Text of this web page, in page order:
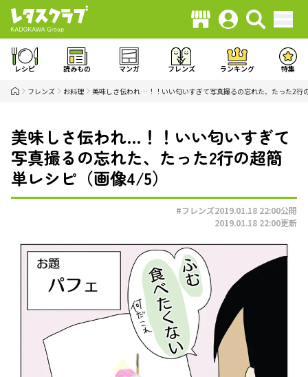
レシピ 読みもの マンガ フレンズ ランキング 特集
フレンズ お料理 美味しさ伝われ…！！いい匂いすぎて写真撮るの忘れた、たった2行
美味しさ伝われ…！！いい匂いすぎて
写真撮るの忘れた、たった2行の超簡
単レシピ（画像4/5）
#フレンズ2019.01.18 22:00公開
2019.01.18 22:00更新